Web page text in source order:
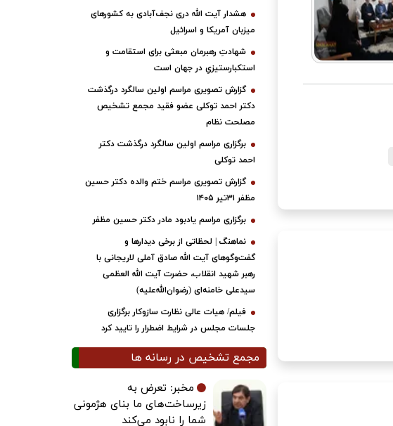
هشدار آیت الله دری نجف‌آبادی به کشورهای
میزبان آمریکا و اسرائیل
شهادتِ رهبرمان مبعثی برای استقامت و
استکبارستیزیِ در جهان است
گزارش تصویری مراسم اولین سالگرد درگذشت
دکتر احمد توکلی عضو فقید مجمع تشخیص
مصلحت نظام
برگزاری مراسم اولین سالگرد درگذشت دکتر
احمد توکلی
گزارش تصویری مراسم ختم والده دکتر حسین
مظفر ۳۱تیر ۱۴۰۵
برگزاری مراسم یادبود مادر دکتر حسین مظفر
نماهنگ | لحظاتی از برخی دیدارها و
گفت‌وگوهای آیت ‌الله صادق آملی لاریجانی با
رهبر شهید انقلاب، حضرت آیت‌ الله العظمی
سیدعلی خامنه‌ای (رضوان‌الله‌علیه)
فیلم/ هیات عالی نظارت سازوکار برگزاری
جلسات مجلس در شرایط اضطرار را تایید کرد
مجمع تشخیص در رسانه ها
مخبر: تعرض به
زیرساخت‌های ما بنای هژمونی
شما را نابود می‌کند